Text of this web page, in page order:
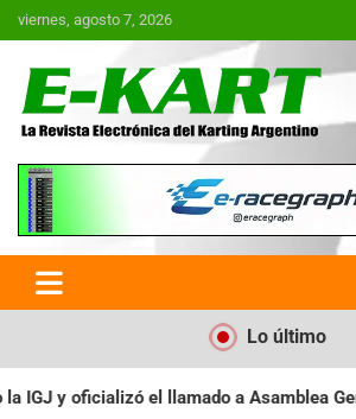
Saltar
al
viernes, agosto 7, 2026
E-Kart.com.ar | La
Electrónica del
Argentina
Lo último
General Ordinaria IAME